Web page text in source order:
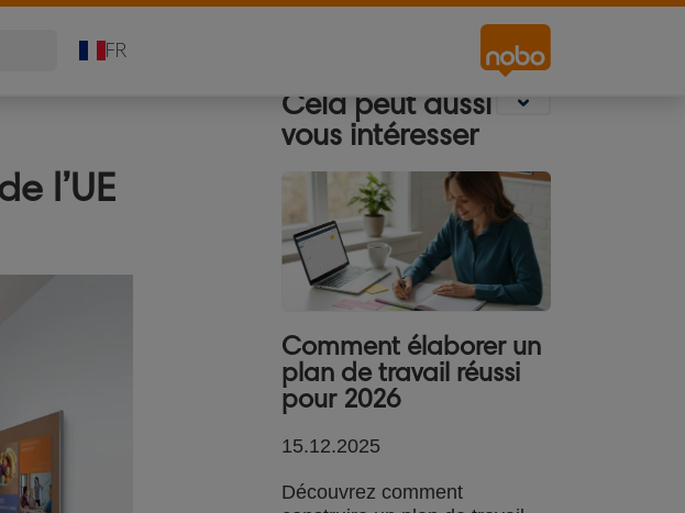
FR
conférence
Tableaux Blancs
de Bureau
l’UE
Cela peut aussi
vous intéresser
Comment élaborer un
plan de travail réussi
pour 2026
15.12.2025
Découvrez comment